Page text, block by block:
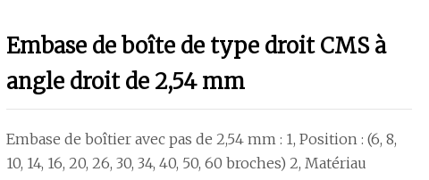
Embase de boîte de type droit CMS à
angle droit de 2,54 mm
Embase de boîtier avec pas de 2,54 mm : 1, Position : (6, 8,
10, 14, 16, 20, 26, 30, 34, 40, 50, 60 broches) 2, Matériau